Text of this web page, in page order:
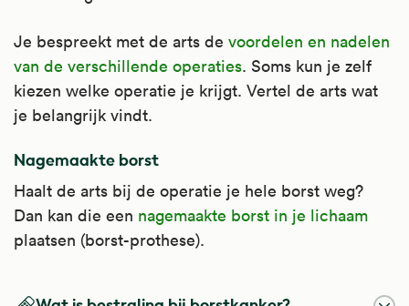
Je bespreekt met de arts de voordelen en nadelen
van de verschillende operaties. Soms kun je zelf
kiezen welke operatie je krijgt. Vertel de arts wat
je belangrijk vindt.
Nagemaakte borst
Haalt de arts bij de operatie je hele borst weg?
Dan kan die een nagemaakte borst in je lichaam
plaatsen (borst-prothese).